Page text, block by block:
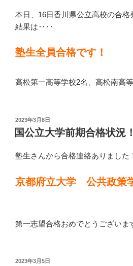
本日、16日香川県公立高校の合格
結果は‥‥
塾生全員合格です！
高松第一高等学校2名、高松南高
投
稿
日:
2023年3月8日
国公立大学前期合格状況！
塾生さんから合格連絡ありました
京都府立大学 公共政策
第一志望合格おめでとうございま
投
2023年3月5日